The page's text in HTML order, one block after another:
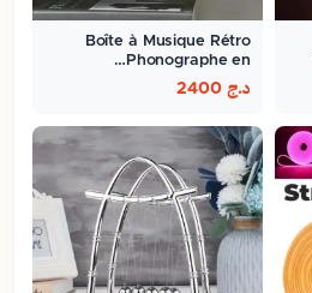
Boîte à Musique Rétro
Phonographe en…
د.ج